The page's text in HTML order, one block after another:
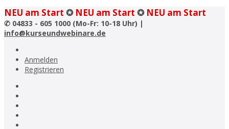
NEU am Start ✪ NEU am Start ✪ NEU am Start
✆ 04833 - 605 1000 (Mo-Fr: 10-18 Uhr) |
info@kurseundwebinare.de
Anmelden
Registrieren